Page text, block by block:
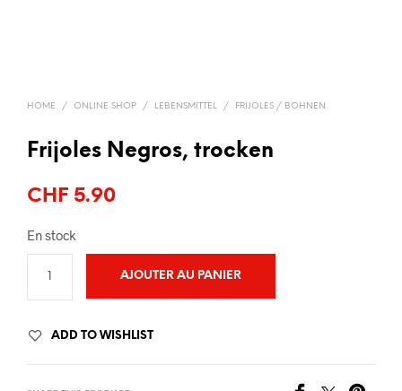
HOME / ONLINE SHOP / LEBENSMITTEL / FRIJOLES / BOHNEN
Frijoles Negros, trocken
CHF 5.90
En stock
AJOUTER AU PANIER
ADD TO WISHLIST